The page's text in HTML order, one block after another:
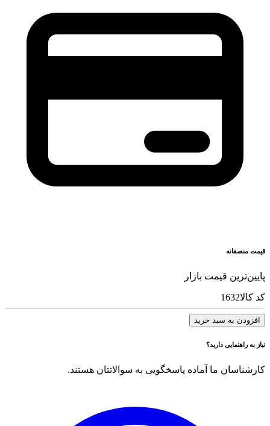
قیمت منصفانه
پایین‌ترین قیمت بازار
کد کالا1632
افزودن به سبد خرید
نیاز به راهنمایی دارید؟
کارشناسان ما آماده پاسخگویی به سوالاتتان هستند.